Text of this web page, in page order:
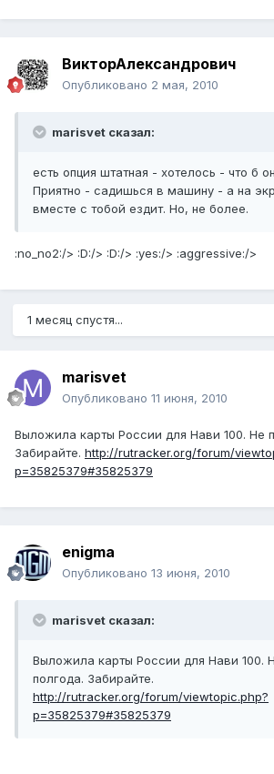
ВикторАлександрович
Опубликовано 2 мая, 2010
marisvet сказал:
есть опция штатная - хотелось - что б
Приятно - садишься в машину - а на
вместе с тобой ездит. Но, не более.
:no_no2:/> :D:/> :D:/> :yes:/> :aggressive:/>
1 месяц спустя...
marisvet
Опубликовано 11 июня, 2010
Выложила карты России для Нави 100. Не
Забирайте. http://rutracker.org/forum/
p=35825379#35825379
enigma
Опубликовано 13 июня, 2010
marisvet сказал:
Выложила карты России для Нави 100.
полгода. Забирайте.
http://rutracker.org/forum/viewtopic.php?
p=35825379#35825379